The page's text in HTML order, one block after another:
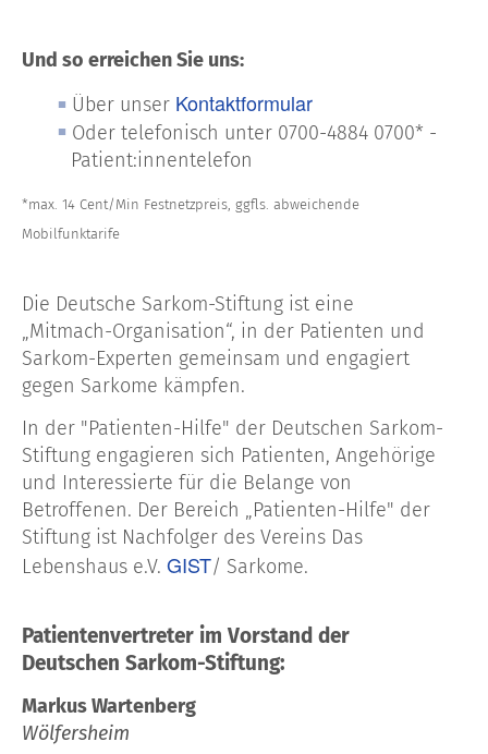
Und so erreichen Sie uns:
Über unser Kontaktformular
Oder telefonisch unter 0700-4884 0700* -
Patient:innentelefon
*max. 14 Cent/Min Festnetzpreis, ggfls. abweichende
Mobilfunktarife
Die Deutsche Sarkom-Stiftung ist eine
„Mitmach-Organisation“, in der Patienten und
Sarkom-Experten gemeinsam und engagiert
gegen Sarkome kämpfen.
In der "Patienten-Hilfe" der Deutschen Sarkom-
Stiftung engagieren sich Patienten, Angehörige
und Interessierte für die Belange von
Betroffenen. Der Bereich „Patienten-Hilfe" der
Stiftung ist Nachfolger des Vereins Das
Lebenshaus e.V. GIST/ Sarkome.
Patientenvertreter im Vorstand der
Deutschen Sarkom-Stiftung:
Markus Wartenberg
Wölfersheim